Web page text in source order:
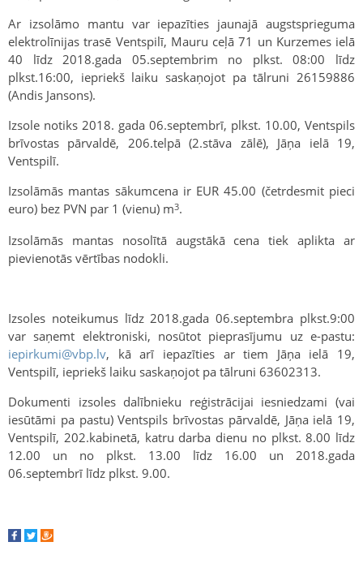
Ar izsolāmo mantu var iepazīties jaunajā augstsprieguma
elektrolīnijas trasē Ventspilī, Mauru ceļā 71 un Kurzemes ielā
40 līdz 2018.gada 05.septembrim no plkst. 08:00 līdz
plkst.16:00, iepriekš laiku saskaņojot pa tālruni 26159886
(Andis Jansons).
Izsole notiks 2018. gada 06.septembrī, plkst. 10.00, Ventspils
brīvostas pārvaldē, 206.telpā (2.stāva zālē), Jāņa ielā 19,
Ventspilī.
Izsolāmās mantas sākumcena ir EUR 45.00 (četrdesmit pieci
euro) bez PVN par 1 (vienu) m3.
Izsolāmās mantas nosolītā augstākā cena tiek aplikta ar
pievienotās vērtības nodokli.
Izsoles noteikumus līdz 2018.gada 06.septembra plkst.9:00
var saņemt elektroniski, nosūtot pieprasījumu uz e-pastu:
iepirkumi@vbp.lv, kā arī iepazīties ar tiem Jāņa ielā 19,
Ventspilī, iepriekš laiku saskaņojot pa tālruni 63602313.
Dokumenti izsoles dalībnieku reģistrācijai iesniedzami (vai
iesūtāmi pa pastu) Ventspils brīvostas pārvaldē, Jāņa ielā 19,
Ventspilī, 202.kabinetā, katru darba dienu no plkst. 8.00 līdz
12.00 un no plkst. 13.00 līdz 16.00 un 2018.gada
06.septembrī līdz plkst. 9.00.